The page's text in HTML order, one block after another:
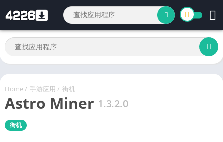
Home/ 手游应用 / 街机
Astro Miner 1.3.2.0
街机